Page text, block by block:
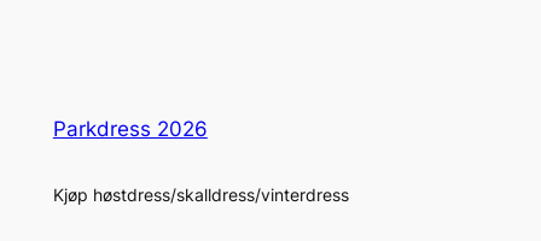
Parkdress 2026
Kjøp høstdress/skalldress/vinterdress